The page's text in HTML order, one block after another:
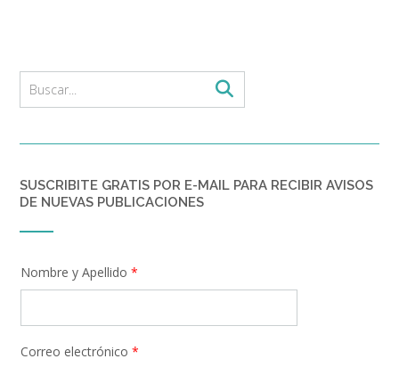
SUSCRIBITE GRATIS POR E-MAIL PARA RECIBIR AVISOS
DE NUEVAS PUBLICACIONES
Nombre y Apellido *
Correo electrónico *